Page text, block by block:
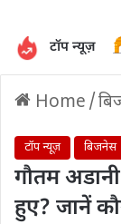
टॉप न्यूज़
Home /
टॉप न्यूज़ बिजनेस
गौतम
हुए? जानें